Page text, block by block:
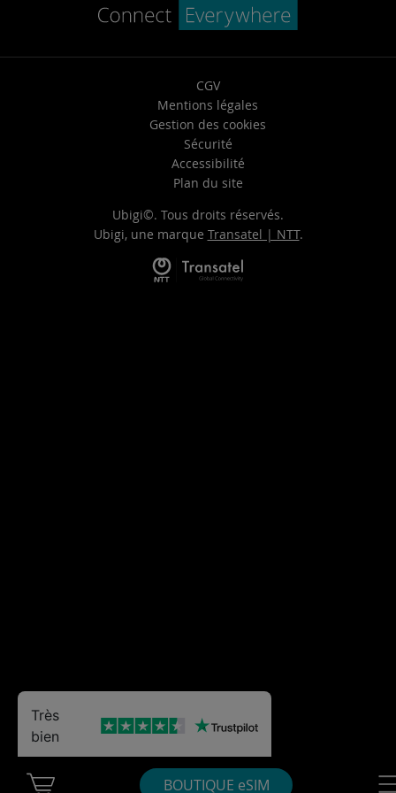
BOUTIQUE eSIM
CGV
Mentions légales
Gestion des cookies
Sécurité
Accessibilité
Plan du site
Ubigi©. Tous droits réservés.
Ubigi, une marque Transatel | NTT.
Très
bien